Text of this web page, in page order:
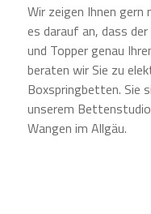
Wir zeigen Ihnen gern
es darauf an, dass
und Topper genau
beraten wir Sie zu
Boxspringbetten. Sie
unserem
Wangen im Allgäu.